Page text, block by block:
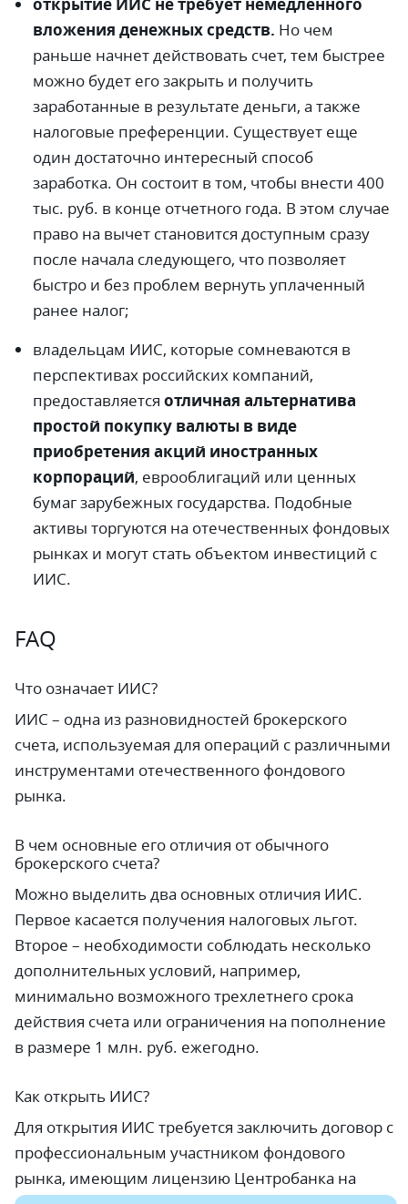
вложения денежных средств. Но чем
раньше начнет действовать счет, тем быстрее
можно будет его закрыть и получить
заработанные в результате деньги, а также
налоговые преференции. Существует еще
один достаточно интересный способ
заработка. Он состоит в том, чтобы внести 400
тыс. руб. в конце отчетного года. В этом случае
право на вычет становится доступным сразу
после начала следующего, что позволяет
быстро и без проблем вернуть уплаченный
ранее налог;
владельцам ИИС, которые сомневаются в
перспективах российских компаний,
предоставляется отличная альтернатива
простой покупку валюты в виде
приобретения акций иностранных
корпораций, еврооблигаций или ценных
бумаг зарубежных государства. Подобные
активы торгуются на отечественных фондовых
рынках и могут стать объектом инвестиций с
ИИС.
FAQ
Что означает ИИС?
ИИС – одна из разновидностей брокерского
счета, используемая для операций с различными
инструментами отечественного фондового
рынка.
В чем основные его отличия от обычного
брокерского счета?
Можно выделить два основных отличия ИИС.
Первое касается получения налоговых льгот.
Второе – необходимости соблюдать несколько
дополнительных условий, например,
минимально возможного трехлетнего срока
действия счета или ограничения на пополнение
в размере 1 млн. руб. ежегодно.
Как открыть ИИС?
Для открытия ИИС требуется заключить договор с
профессиональным участником фондового
рынка, имеющим лицензию Центробанка на